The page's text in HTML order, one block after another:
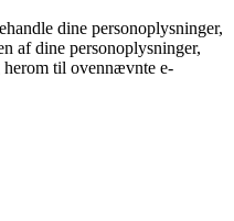
dine personoplysninger,
af dine personoplysninger,
herom til ovennævnte e-